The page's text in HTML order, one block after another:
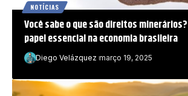
NOTÍCIAS
Você sabe o que são direitos
papel essencial na economia brasileira
Diego Velázquez março 19, 2025